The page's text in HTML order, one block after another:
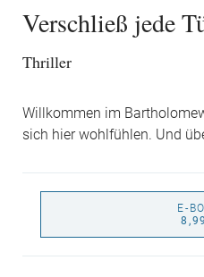
Verschließ jede
Thriller
Willkommen im
sich hier wohlfühlen. Und
E-